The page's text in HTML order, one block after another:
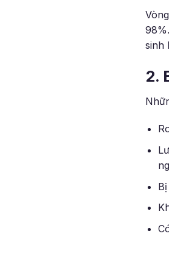
sinh
2.